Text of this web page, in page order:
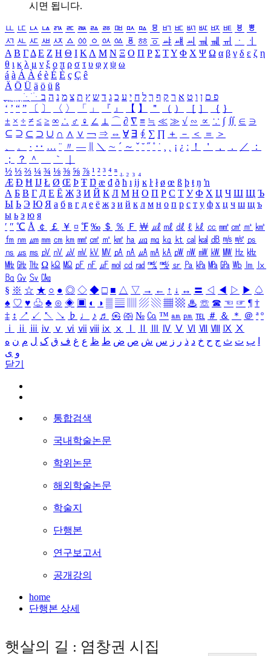
시면 됩니다.
ㅥ ㅦ ㅧ ㅨ ㅩ ㅪ ㅫ ㅬ ㅭ ㅮ ㅯ ㅰ ㅱ ㅲ ㅳ ㅴ ㅵ ㅶ ㅷ ㅸ
ㅹ
ㅺ ㅻ ㅼ ㅽ ㅾ ㅿ ㆀ ㆁ ㆂ ㆃ ㆄ ㆅ ㆆ ㆇ ㆈ ㆉ ㆊ ㆋ ㆌ ㆍ
ㆎ
Α Β ΓΔ Ε Ζ Η Θ Ι ΚΛ Μ Ν Ξ Ο Π Ρ Σ ΤΥ Φ Χ Ψ Ω α β γ δ ε ζ η
θ ι κ λ μ ν ξ ο π ρ σ τ υ φ χ ψ ω
á à Á À é è É È ç Ç ê
Ä Ö Ü ä ö ü ß
ִֶֹ ֻּ ׁׂ פ ם ן ו ט א ר ק ף ך ל ח י ע כ ג ד ש ץ ת צ מ נ ה ב
‘ ’ “ ” 〔 〕 〈 〉 「 」 『 』 【 】 ＂ （ ） ［ ］ ｛ ｝
± × ÷ ≠ ≤ ≥ ∞ ∴ ♂ ♀ ∠ ⊥ ⌒ ∂ ∇ ≡ ≒ ≪ ≫ √ ∽ ∝ ∵ ∫ ∬ ∈ ∋
⊆ ⊇ ⊂ ⊃ ∪ ∩ ∧ ∨ ￢ ⇒ ⇔ ∀ ∃ ∮ ∑ ∏ ＋ － ＜ ＝
＞
、
。 · ‥ … ¨ 〃 ― ＼ ∼ ´ ～ ˇ ˘ ˝ ˚ ˙ ¸ ¡ ¿ ː ！ ＇ ， ． ／
：
；
？ ＾ ｀
½ ⅓ ⅔ ¼ ¾ ⅛ ⅜ ⅝ ⅞ ¹ ² ³ ⁴ ⁿ ₁ ₂ ₃ ₄
Æ Ð Ħ Ĳ Ł Ø Œ Þ Ŧ Ŋ æ đ ð ħ ı ĳ ĸ ŀ ł ø œ ß þ ŧ ŋ ŉ
А Б В Г Д Е Ё Ж З И Й К Л М Н О П Р С Т У Ф Х Ц Ч Ш Щ Ъ
Ы Ь Э Ю Я а б в г д е ё ж з и й к л м н о п р с т у ф х ц ч ш щ ъ
ы ь э ю я
′ ″ ℃ Å ￠ ￡ ￥ ¤ ℉ ‰ ＄ ％ Ｆ ￦ ㎕ ㎖ ㎗ ℓ ㎘ ㏄ ㎣ ㎤ ㎥ ㎦
㎙ ㎚ ㎛ ㎜ ㎝ ㎞ ㎟ ㎠ ㎡ ㎢ ㏊ ㎍ ㎎ ㎏ ㏏ ㎈ ㎉ ㏈ ㎧ ㎨ ㎰
㎱ ㎲ ㎳ ㎴ ㎵ ㎶ ㎷ ㎸ ㎹ ㎀ ㎁ ㎂ ㎃ ㎄ ㎺ ㎻ ㎽ ㎾ ㎿ ㎐ ㎑
㎒ ㎓ ㎔ Ω ㏀ ㏁ ㎊ ㎋ ㎌ ㏖ ㏅ ㎭ ㎮ ㎯ ㏛ ㎩ ㎪ ㎫ ㎬ ㏝ ㏐
㏓
㏃ ㏉ ㏜ ㏆
§ ※ ☆ ★ ○ ● ◎ ◇ ◆ □ ■ △ ▽ → ← ↑ ↓ ↔ 〓 ◁ ◀ ▷ ▶ ♤
♠ ♡ ♥ ♧ ♣ ⊙ ◈ ▣ ◐ ◑ ▒ ▤ ▨ ▧ ▦ ▩ ♨ ☏ ☎ ☜ ☞ ¶ †
‡ ↕ ↗ ↙ ↖ ↘ ♭ ♩ ♪ ♬ ㉿ ㈜ № ㏇ ™ ㏂ ㏘ ℡ ＃ ＆ ＊ ＠ ª º
ⅰ
ⅱ ⅲ ⅳ ⅴ ⅵ ⅶ ⅷ ⅸ ⅹ Ⅳ Ⅴ Ⅵ Ⅶ Ⅷ Ⅸ Ⅹ
ب ت ث ج ح خ د ذ ر ز س ش ص ض ط ظ ع غ ف ق ک ل م ن ه
و ی
닫기
통합검색
국내학술논문
학위논문
해외학술논문
학술지
단행본
연구보고서
공개강의
home
단행본 상세
햇살의 길 : 염창권 시집